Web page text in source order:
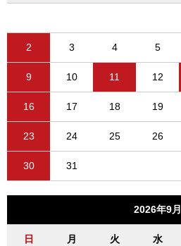
2 3 4 5
9 10 11 12
16 17 18 19
23 24 25 26
30 31
2026年9月
日 月 火 水